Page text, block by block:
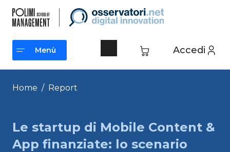
contenuto
Accedi
Menù
Menù
Home / Report
Le startup di Mobile Content &
App finanziate: lo scenario